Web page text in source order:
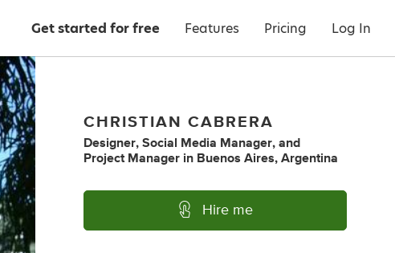
Get started for free Features Pricing Log In
CHRISTIAN CABRERA
Designer, Social Media Manager, and
Project Manager in Buenos Aires, Argentina
Hire me